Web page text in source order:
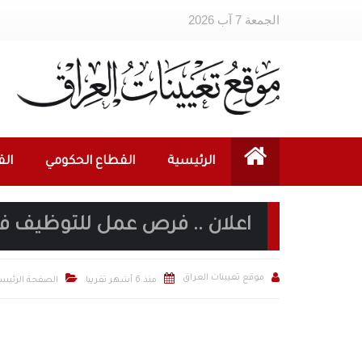
الجمعة 7 آب 2026
الرئيسية القطاع الحكومي
اعلان .. فرص عمل للتوظيف
 موقع تعيينات العراق  منذ 6 أشهر تقريبا  الصفحة